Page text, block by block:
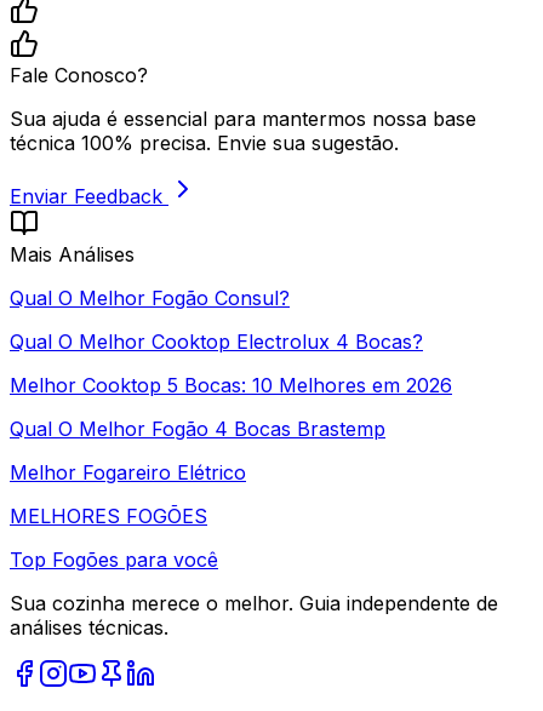
Fale Conosco?
Sua ajuda é essencial para mantermos nossa base
técnica 100% precisa. Envie sua sugestão.
Enviar Feedback
Mais Análises
Qual O Melhor Fogão Consul?​
Qual O Melhor Cooktop Electrolux 4 Bocas?
Melhor Cooktop 5 Bocas: 10 Melhores em 2026
Qual O Melhor Fogão 4 Bocas Brastemp
Melhor Fogareiro Elétrico
MELHORES FOGÕES
Top Fogões para você
Sua cozinha merece o melhor. Guia independente de
análises técnicas.